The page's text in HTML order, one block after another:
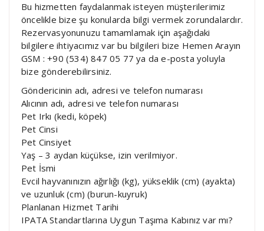
Bu hizmetten faydalanmak isteyen müşterilerimiz
öncelikle bize şu konularda bilgi vermek zorundalardır.
Rezervasyonunuzu tamamlamak için aşağıdaki
bilgilere ihtiyacımız var bu bilgileri bize Hemen Arayın
GSM : +90 (534) 847 05 77 ya da e-posta yoluyla
bize gönderebilirsiniz.
Göndericinin adı, adresi ve telefon numarası
Alıcının adı, adresi ve telefon numarası
Pet Irkı (kedi, köpek)
Pet Cinsi
Pet Cinsiyet
Yaş – 3 aydan küçükse, izin verilmiyor.
Pet İsmi
Evcil hayvanınızın ağırlığı (kg), yükseklik (cm) (ayakta)
ve uzunluk (cm) (burun-kuyruk)
Planlanan Hizmet Tarihi
IPATA Standartlarına Uygun Taşıma Kabınız var mı?